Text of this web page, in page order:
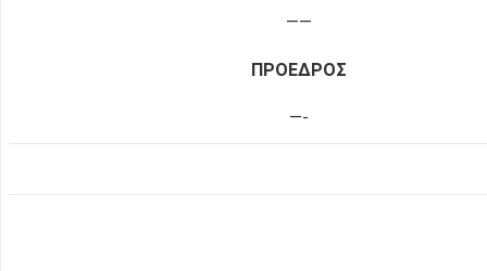
——
ΠΡΟΕΔΡΟΣ
—-